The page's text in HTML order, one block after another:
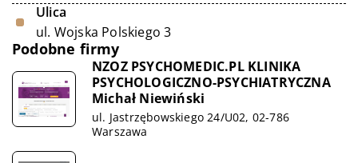
Ulica
ul. Wojska Polskiego 3
Podobne firmy
NZOZ PSYCHOMEDIC.PL KLINIKA
PSYCHOLOGICZNO-PSYCHIATRYCZNA
Michał Niewiński
ul. Jastrzębowskiego 24/U02, 02-786
Warszawa